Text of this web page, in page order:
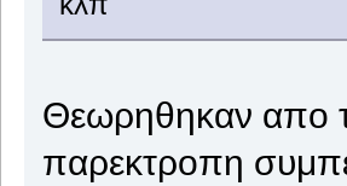
Θεωρηθηκαν απο
παρεκτροπη